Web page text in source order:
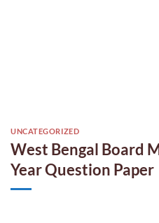
UNCATEGORIZED
West Bengal Board
Year Question Paper